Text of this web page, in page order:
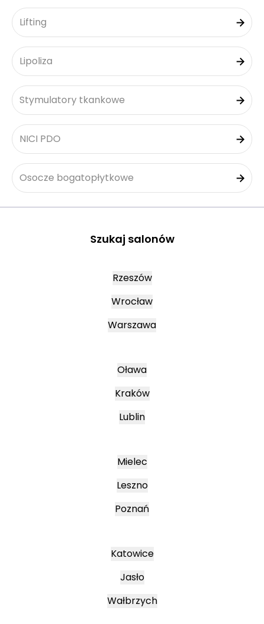
Lifting
Lipoliza
Stymulatory tkankowe
NICI PDO
Osocze bogatopłytkowe
Szukaj salonów
Rzeszów
Wrocław
Warszawa
Oława
Kraków
Lublin
Mielec
Leszno
Poznań
Katowice
Jasło
Wałbrzych